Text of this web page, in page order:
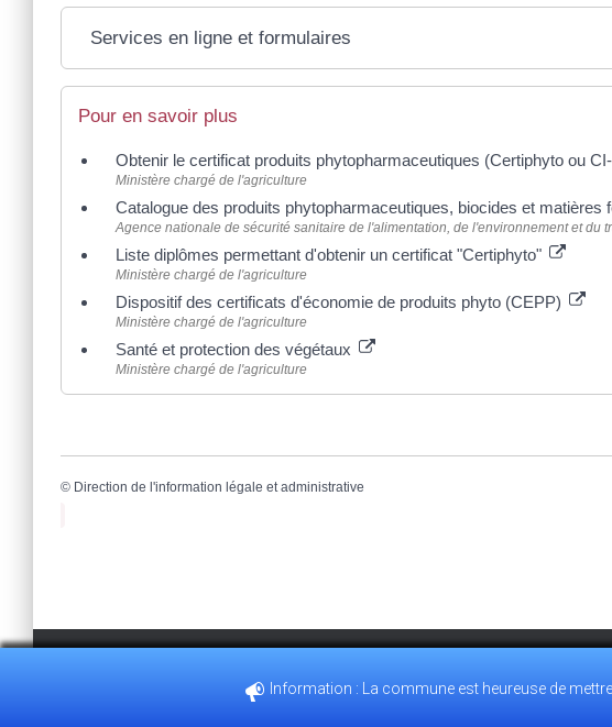
Services en ligne et formulaires
Pour en savoir plus
Obtenir le certificat produits phytopharmaceutiques (Certiphyto ou
Ministère chargé de l'agriculture
Catalogue des produits phytopharmaceutiques, biocides et matières
Agence nationale de sécurité sanitaire de l'alimentation, de l'environnement et du
Liste diplômes permettant d'obtenir un certificat "Certiphyto"
Ministère chargé de l'agriculture
Dispositif des certificats d'économie de produits phyto (CEPP)
Ministère chargé de l'agriculture
Santé et protection des végétaux
Ministère chargé de l'agriculture
© Direction de l'information légale et administrative
35, GRANDE RUE 28210 VILLEMEUX-SUR-EURE 02.37.82.30.28
Information : La commune est heureuse de